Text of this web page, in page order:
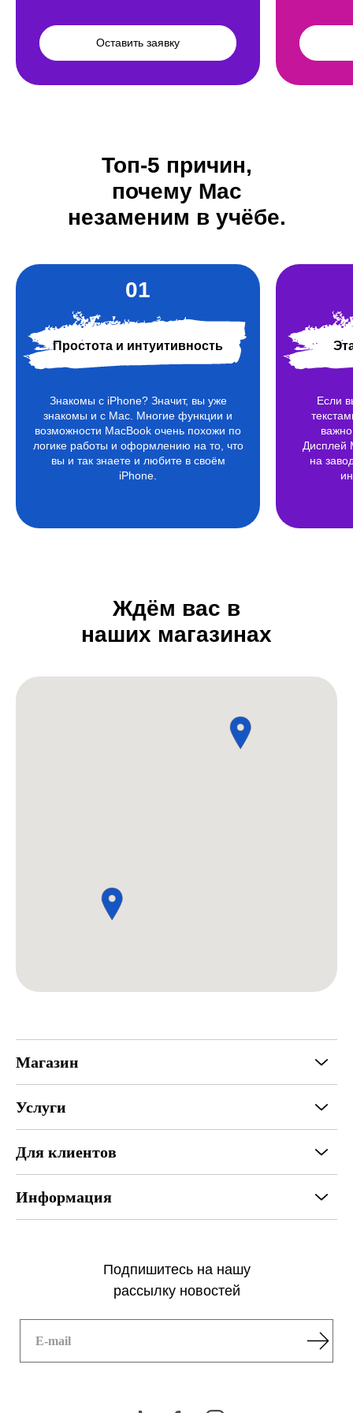
Оставить заявку
Топ-5 причин,
почему Mac
незаменим в учёбе.
Знакомы c iPhone? Значит, вы уже
знакомы и с Mac. Многие функции и
возможности MacBook очень похожи по
логике работы и оформлению на то, что
вы и так знаете и любите в своём
iPhone.
Простота и интуитивность
01
Если
Дисплей
на
Ждём вас в
наших магазинах
Магазин
Услуги
Для клиентов
Информация
Подпишитесь на нашу
рассылку новостей
E-mail